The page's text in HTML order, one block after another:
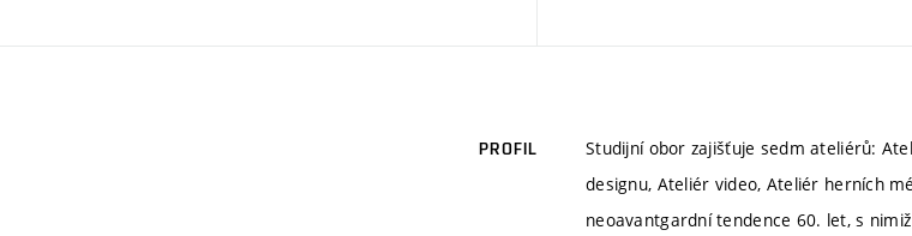
PROFIL
Studijní obor zajišťuje sedm ateliérů:
designu, Ateliér video, Ateliér herních
neoavantgardní tendence 60. let, s